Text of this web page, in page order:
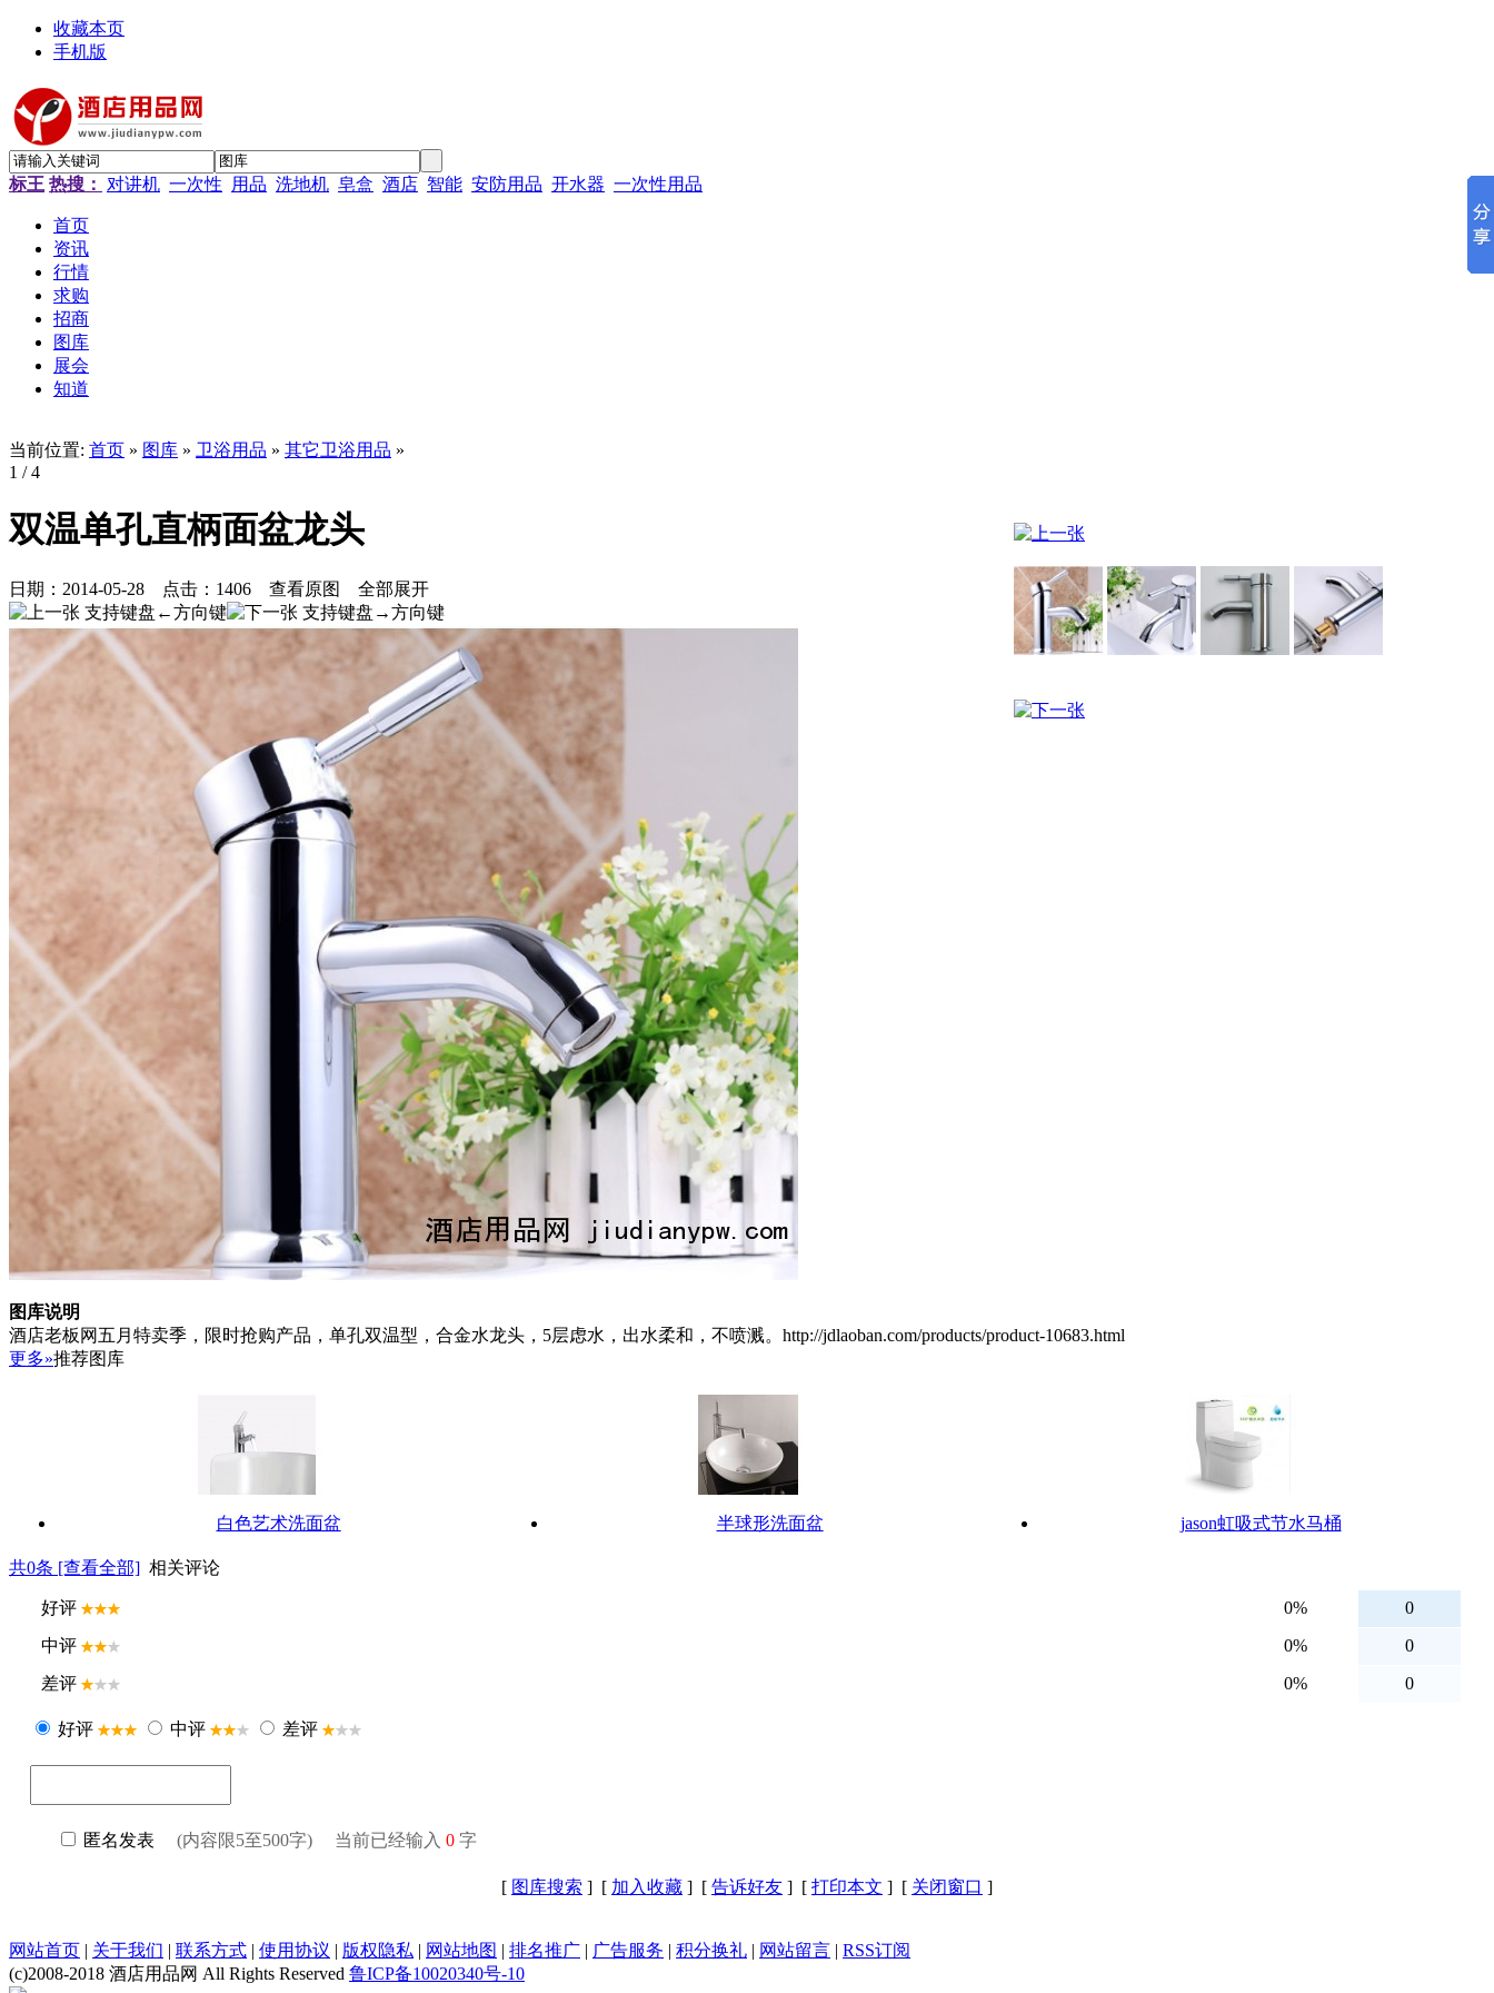
收藏本页
手机版
标王 热搜： 对讲机 一次性 用品 洗地机 皂盒 酒店 智能 安防用品 开水器 一次性用品
首页
资讯
行情
求购
招商
图库
展会
知道
当前位置: 首页 » 图库 » 卫浴用品 » 其它卫浴用品 »
1 / 4
双温单孔直柄面盆龙头
日期： 2014-05-28 点击： 1406 查看原图 全部展开
图库说明
酒店老板网五月特卖季，限时抢购产品，单孔双温型，合金水龙头，5层虑水，出水柔和，不喷溅。http://jdlaoban.com/products/product-10683.html
更多»推荐图库
白色艺术洗面盆 半球形洗面盆 jason虹吸式节水马桶
共0条 [查看全部] 相关评论
[ 图库搜索 ] [ 加入收藏 ] [ 告诉好友 ] [ 打印本文 ] [ 关闭窗口 ]
网站首页 | 关于我们 | 联系方式 | 使用协议 | 版权隐私 | 网站地图 | 排名推广 | 广告服务 | 积分换礼 | 网站留言 | RSS订阅
(c)2008-2018 酒店用品网 All Rights Reserved 鲁ICP备10020340号-10